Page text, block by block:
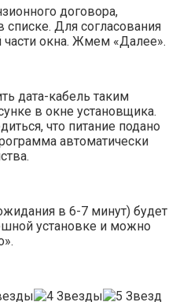
договора,
Для согласования
части окна. Жмем «Далее».
дата-кабель таким
в окне установщика.
что питание подано
автоматически
в 6-7 минут) будет
установке и можно